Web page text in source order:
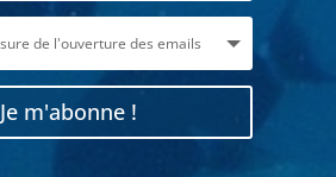
Je m'abonne !